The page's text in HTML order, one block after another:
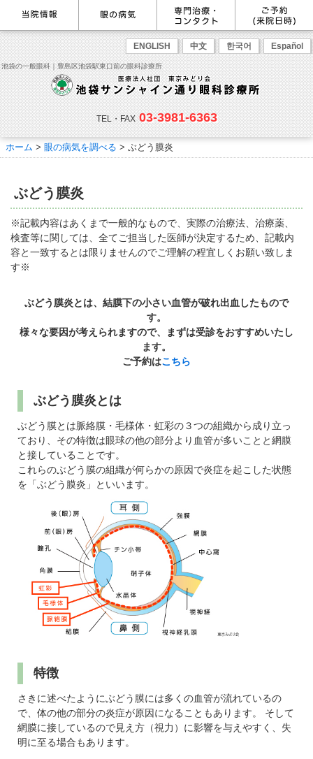
ENGLISH 中文 한국어 Español
池袋の一般眼科｜豊島区池袋駅東口前の眼科診療所
TEL・FAX 03-3981-6363
最新情報
感染症予防のための衛生環境整
備の取り組み
医師のご紹介
当院勤務医師のご紹介 ごあいさつ
院内の様子・設備
院内の様子 検査･治療･手術機器
診療のご案内・アクセス
アクセス
い
診察の流れ
リンク
よくある質問
眼の病気を調べる
病名から探す
症状から探す
目の構造から探す
主な眼科疾患
緑内障 網膜疾患
眼精疲労
ドライアイ
ものもらい
花粉症
白内障
アレルギー性結膜炎
コンタクトレンズ診
学校近視について
点眼液・眼軟膏について
眼科専門治療・特設ページ
緑内障専門治療ページ
角膜疾患専門治療ページ
ドライアイ専門治療ページ
網膜・硝子体専門治療ページ
黄斑疾患専門治療ページ
ぶどう膜炎専門治療ページ
白内障専門治療ページ
花粉症専門ページ
眼形成診療ページ
コンタクトレンズ診療
抗VEGF抗体療法
ボツリヌス療法
東口眼科医院)
コンタクトレンズ診療
コンタクトレンズの種類と特徴
しばらく眼科受診していない方
へ
初めてコンタクトレンズを使う
WEB予約(来院日時の設定)
一般眼科診療を予約
コンタクトレンズ診療を予約
緑内障専門治療を予約
角膜専門治療を予約
ドライアイ専門治療を予約
網膜・硝子体専門治療を予約
白内障専門治療を予約
白内障手術公開講座を予約
黄斑専門治療を予約
予約をキャンセルする
ご予約
ホーム > 眼の病気を調べる > ぶどう膜炎
ぶどう膜炎
※記載内容はあくまで一般的なもので、実際の治療法、治療薬、
検査等に関しては、全てご担当した医師が決定するため、記載内
容と一致するとは限りませんのでご理解の程宜しくお願い致しま
す※
ぶどう膜炎とは、結膜下の小さい血管が破れ出血したもので
す。
様々な要因が考えられますので、まずは受診をおすすめいたし
ます。
ご予約はこちら
ぶどう膜炎とは
ぶどう膜とは脈絡膜・毛様体・虹彩の３つの組織から成り立っ
ており、その特徴は眼球の他の部分より血管が多いことと網膜
と接していることです。
これらのぶどう膜の組織が何らかの原因で炎症を起こした状態
を「ぶどう膜炎」といいます。
特徴
さきに述べたようにぶどう膜には多くの血管が流れているの
で、体の他の部分の炎症が原因になることもあります。 そして
網膜に接しているので見え方（視力）に影響を与えやすく、失
明に至る場合もあります。